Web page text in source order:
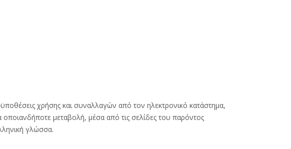
χρήσης και συναλλαγών από τον ηλεκτρονικό κατάστημα,
μεταβολή, μέσα από τις σελίδες του παρόντος
γλώσσα.